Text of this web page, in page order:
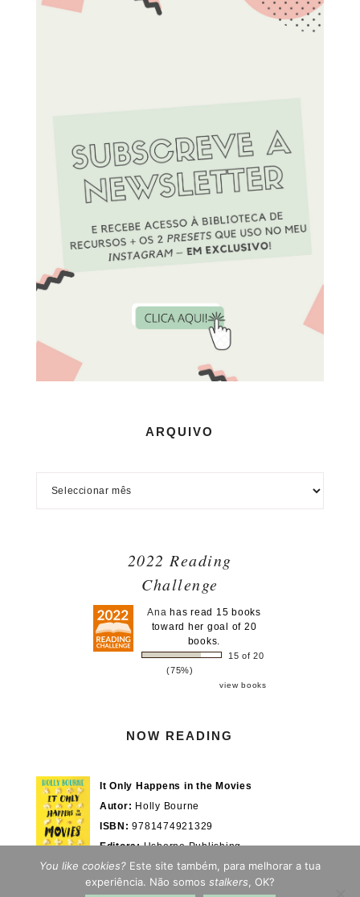
ARQUIVO
2022 Reading
Challenge
Ana has read 15 books
toward her goal of 20
books.
15 of 20
(75%)
view books
NOW READING
It Only Happens in the Movies
Autor: Holly Bourne
ISBN: 9781474921329
Editora:Usborne Publishing
Actualmente em:28/100%
You like cookies? Este site também, para melhorar a tua
experiência. Não somos stalkers , OK?